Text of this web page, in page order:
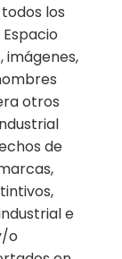
los
imágenes,
otros
de
e
o